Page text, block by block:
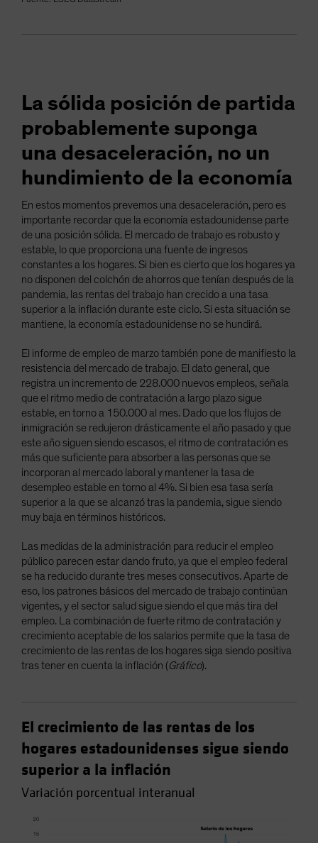
La sólida posición de partida
probablemente suponga
una desaceleración, no un
hundimiento de la economía
En estos momentos prevemos una desaceleración, pero es
importante recordar que la economía estadounidense parte
de una posición sólida. El mercado de trabajo es robusto y
estable, lo que proporciona una fuente de ingresos
constantes a los hogares. Si bien es cierto que los hogares ya
no disponen del colchón de ahorros que tenían después de la
pandemia, las rentas del trabajo han crecido a una tasa
superior a la inflación durante este ciclo. Si esta situación se
mantiene, la economía estadounidense no se hundirá.
El informe de empleo de marzo también pone de manifiesto la
resistencia del mercado de trabajo. El dato general, que
registra un incremento de 228.000 nuevos empleos, señala
que el ritmo medio de contratación a largo plazo sigue
estable, en torno a 150.000 al mes. Dado que los flujos de
inmigración se redujeron drásticamente el año pasado y que
este año siguen siendo escasos, el ritmo de contratación es
más que suficiente para absorber a las personas que se
incorporan al mercado laboral y mantener la tasa de
desempleo estable en torno al 4%. Si bien esa tasa sería
superior a la que se alcanzó tras la pandemia, sigue siendo
muy baja en términos históricos.
Las medidas de la administración para reducir el empleo
público parecen estar dando fruto, ya que el empleo federal
se ha reducido durante tres meses consecutivos. Aparte de
eso, los patrones básicos del mercado de trabajo continúan
vigentes, y el sector salud sigue siendo el que más tira del
empleo. La combinación de fuerte ritmo de contratación y
crecimiento aceptable de los salarios permite que la tasa de
crecimiento de las rentas de los hogares siga siendo positiva
tras tener en cuenta la inflación (Gráfico).
El crecimiento de las rentas de los
hogares estadounidenses sigue siendo
superior a la inflación
Variación porcentual interanual